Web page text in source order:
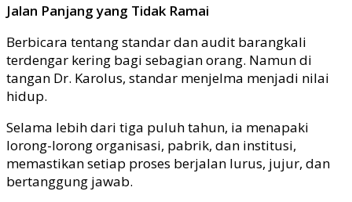
Jalan Panjang yang Tidak Ramai
Berbicara tentang standar dan audit barangkali
terdengar kering bagi sebagian orang. Namun di
tangan Dr. Karolus, standar menjelma menjadi nilai
hidup.
Selama lebih dari tiga puluh tahun, ia menapaki
lorong-lorong organisasi, pabrik, dan institusi,
memastikan setiap proses berjalan lurus, jujur, dan
bertanggung jawab.